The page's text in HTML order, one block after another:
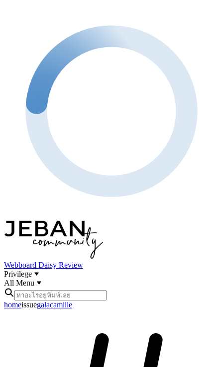
Webboard Daisy Review
Privilege
All Menu
homeissuegalacamille